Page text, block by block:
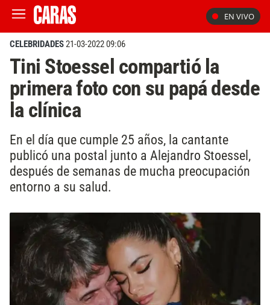
EN VIVO
CELEBRIDADES21-03-2022 09:06
Tini Stoessel compartió la
primera foto con su papá desde
la clínica
En el día que cumple 25 años, la cantante
publicó una postal junto a Alejandro Stoessel,
después de semanas de mucha preocupación
entorno a su salud.